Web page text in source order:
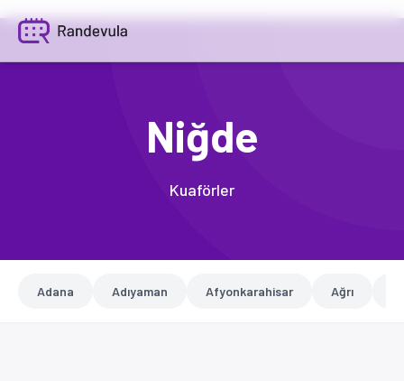
Niğde
Kuaförler
Adana Adıyaman Afyonkarahisar Ağrı